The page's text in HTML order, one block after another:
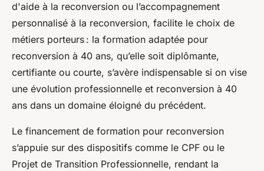
d'aide à la reconversion ou l’accompagnement
personnalisé à la reconversion, facilite le choix de
métiers porteurs : la formation adaptée pour
reconversion à 40 ans, qu’elle soit diplômante,
certifiante ou courte, s’avère indispensable si on vise
une évolution professionnelle et reconversion à 40
ans dans un domaine éloigné du précédent.
Le financement de formation pour reconversion
s’appuie sur des dispositifs comme le CPF ou le
Projet de Transition Professionnelle, rendant la